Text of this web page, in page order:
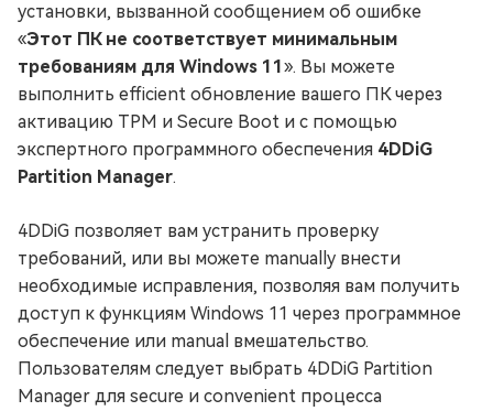
установки, вызванной сообщением об ошибке
«Этот ПК не соответствует минимальным
требованиям для Windows 11 ». Вы можете
выполнить efficient обновление вашего ПК через
активацию TPM и Secure Boot и с помощью
экспертного программного обеспечения 4DDiG
Partition Manager.
4DDiG позволяет вам устранить проверку
требований, или вы можете manually внести
необходимые исправления, позволяя вам получить
доступ к функциям Windows 11 через программное
обеспечение или manual вмешательство.
Пользователям следует выбрать 4DDiG Partition
Manager для secure и convenient процесса